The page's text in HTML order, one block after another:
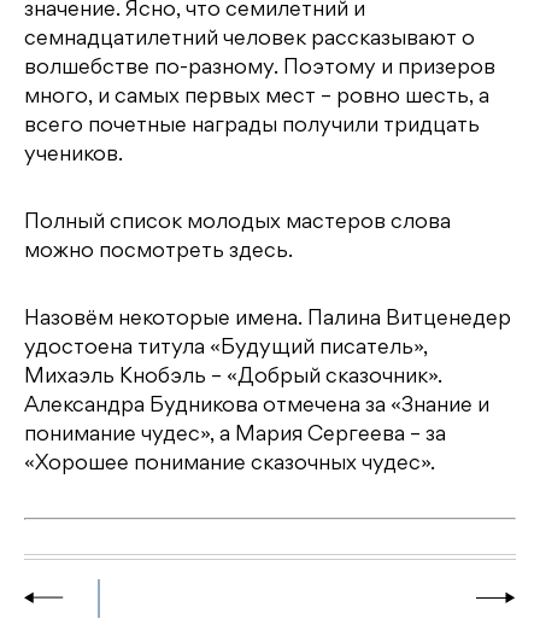
значение. Ясно, что семилетний и
семнадцатилетний человек рассказывают о
волшебстве по-разному. Поэтому и призеров
много, и самых первых мест – ровно шесть, а
всего почетные награды получили тридцать
учеников.
Полный список молодых мастеров слова
можно посмотреть здесь.
Назовём некоторые имена. Палина Витценедер
удостоена титула «Будущий писатель»,
Михаэль Кнобэль – «Добрый сказочник».
Александра Будникова отмечена за «Знание и
понимание чудес», а Мария Сергеева – за
«Хорошее понимание сказочных чудес».